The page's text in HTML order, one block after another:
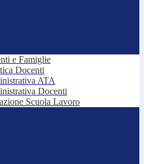
e Famiglie
Docenti
ATA
Docenti
Scuola Lavoro